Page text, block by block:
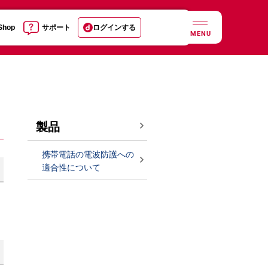
サポート ログインする
MENU
製品
携帯電話の電波防護への
適合性について